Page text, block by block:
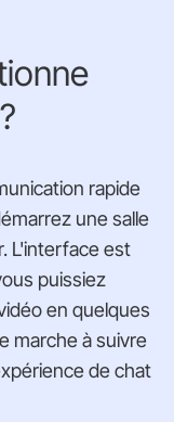
rapide
une salle
L'interface est
puissiez
en quelques
marche à suivre
de chat